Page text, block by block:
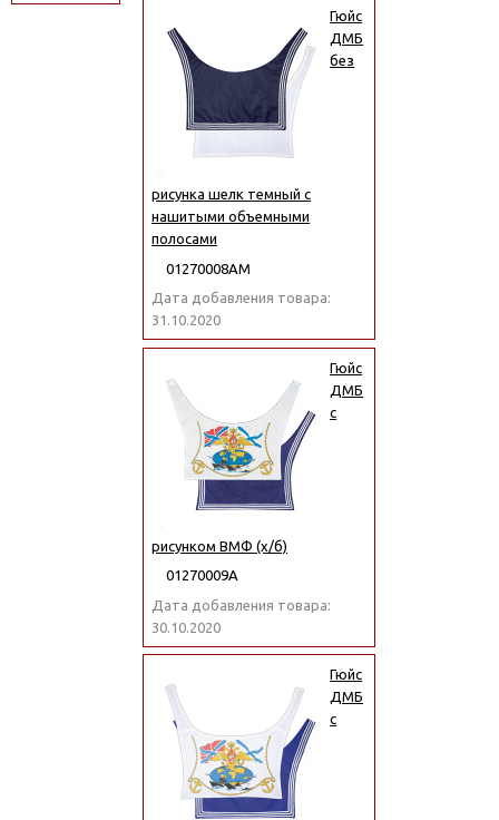
Гюйс
ДМБ
без
рисунка шелк темный с
нашитыми объемными
полосами
01270008АМ
Дата добавления товара:
31.10.2020
Гюйс
ДМБ
с
рисунком ВМФ (х/б)
01270009А
Дата добавления товара:
30.10.2020
Гюйс
ДМБ
с